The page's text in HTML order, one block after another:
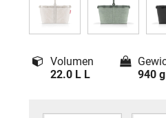
Volumen
22.0 L L
940 g